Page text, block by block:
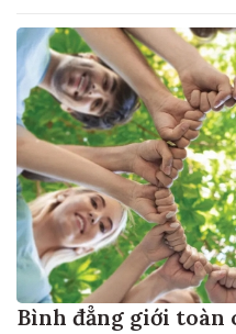
Bình đẳng giới toàn